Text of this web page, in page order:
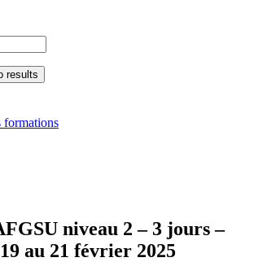
results
formations
niveau 2 – 3 jours –
au 21 février 2025